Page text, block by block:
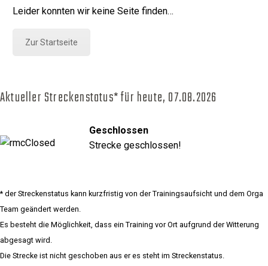
Leider konnten wir keine Seite finden…
Zur Startseite
Aktueller Streckenstatus* für heute, 07.08.2026
Geschlossen
Strecke geschlossen!
* der Streckenstatus kann kurzfristig von der Trainingsaufsicht und dem Orga
Team geändert werden.
Es besteht die Möglichkeit, dass ein Training vor Ort aufgrund der Witterung
abgesagt wird.
Die Strecke ist nicht geschoben aus er es steht im Streckenstatus.